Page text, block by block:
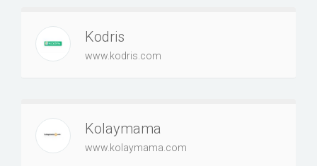
Kodris
www.kodris.com
Kolaymama
www.kolaymama.com